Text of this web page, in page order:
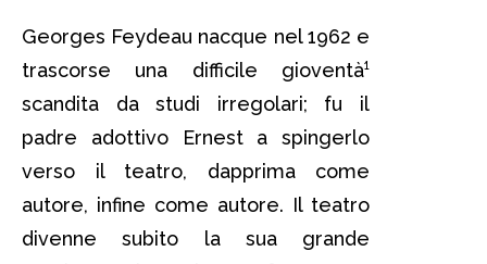
Georges Feydeau nacque nel 1962 e
trascorse una difficile gioventà¹
scandita da studi irregolari; fu il
padre adottivo Ernest a spingerlo
verso il teatro, dapprima come
autore, infine come autore. Il teatro
divenne subito la sua grande